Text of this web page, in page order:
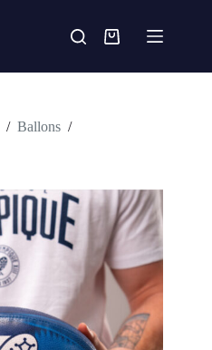
Panier
/ Ballons /